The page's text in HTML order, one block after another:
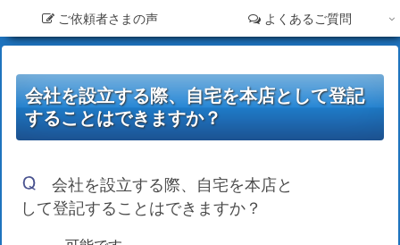
ご依頼者さまの声 よくあるご質問
会社を設立する際、自宅を本店として登記
することはできますか？
会社を設立する際、自宅を本店と
して登記することはできますか？